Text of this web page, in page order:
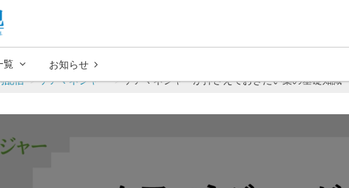
覧 お知らせ
配信 ケアマネジャー ケアマネジャーが押さえておきたい薬の基礎知識